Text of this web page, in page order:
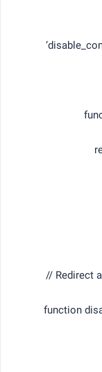
// Redirect
function